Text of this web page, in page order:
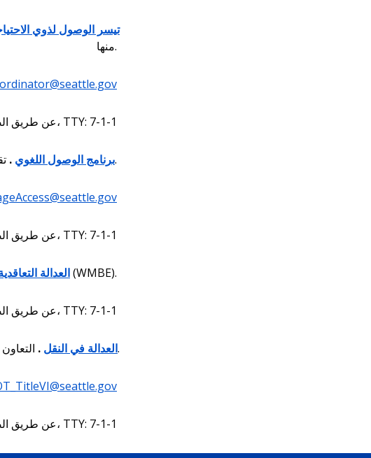
تيسر الوصول لذوي
منها.
عن طريق، TTY: 7-1-1
برنامج الوصول اللغوي . تقوم بتوفير المعلومات والخدمات باللغة المفضلة لديك.
عن طريق، TTY: 7-1-1
العدالةزيادة التعاقد وعمليات الشراء مع الشركات المملوكة للنساء والأقليات (WMBE).
عن طريق، TTY: 7-1-1
العدالة في النقل . التعاون مع المجتمعات المحلية لتطوير نظام نقل متساوي عرقيا وعادل اجتماعيا.
عن طريق، TTY: 7-1-1